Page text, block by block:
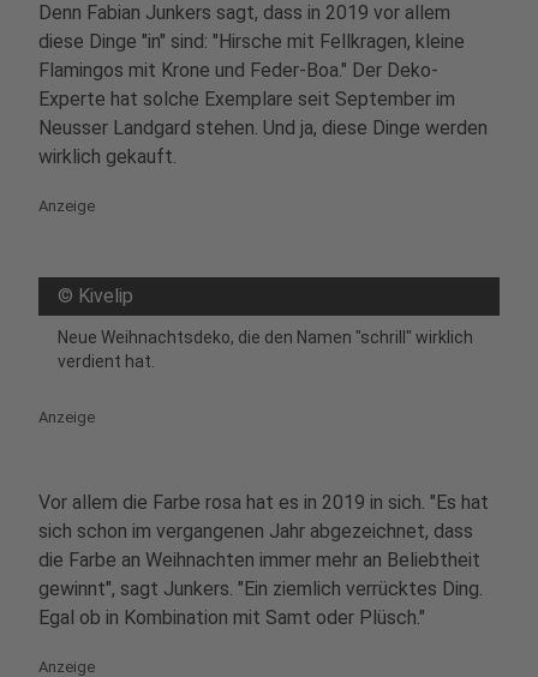
Denn Fabian Junkers sagt, dass in 2019 vor allem
diese Dinge "in" sind: "Hirsche mit Fellkragen, kleine
Flamingos mit Krone und Feder-Boa." Der Deko-
Experte hat solche Exemplare seit September im
Neusser Landgard stehen. Und ja, diese Dinge werden
wirklich gekauft.
Anzeige
© Kivelip
Neue Weihnachtsdeko, die den Namen "schrill" wirklich
verdient hat.
Anzeige
Vor allem die Farbe rosa hat es in 2019 in sich. "Es hat
sich schon im vergangenen Jahr abgezeichnet, dass
die Farbe an Weihnachten immer mehr an Beliebtheit
gewinnt", sagt Junkers. "Ein ziemlich verrücktes Ding.
Egal ob in Kombination mit Samt oder Plüsch."
Anzeige